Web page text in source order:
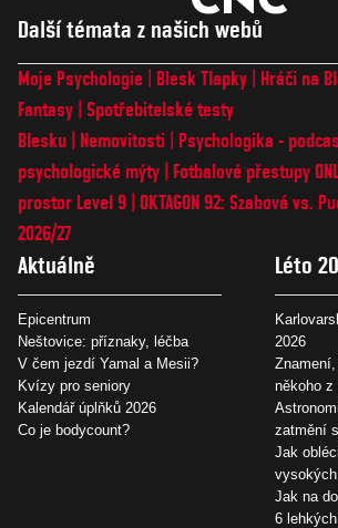
Další témata z našich webů
Moje Psychologie Blesk Tlapky Hráči na
Fantasy Spotřebitelské testy
Blesku
Nemovitosti
Psychologika -
psychologické mýty
Fotbalové přestupy
prostor Level 9 OKTAGON 92: Szabová vs.
2026/27
Aktuálně
Epicentrum
Neštovice: příznaky, léčba
V čem jezdí Yamal a Mesii?
Kvízy pro seniory
Kalendář úplňků 2026
Co je bodycount?
Léto
2026
někoho z
zatmění
Jak
Jak na
6